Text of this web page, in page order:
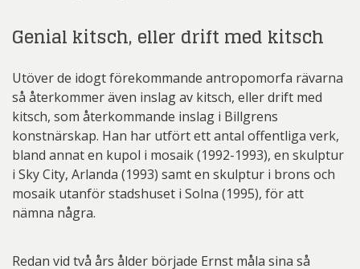
Genial kitsch, eller drift med kitsch
Utöver de idogt förekommande antropomorfa rävarna
så återkommer även inslag av kitsch, eller drift med
kitsch, som återkommande inslag i Billgrens
konstnärskap. Han har utfört ett antal offentliga verk,
bland annat en kupol i mosaik (1992-1993), en skulptur
i Sky City, Arlanda (1993) samt en skulptur i brons och
mosaik utanför stadshuset i Solna (1995), för att
nämna några.
Redan vid två års ålder började Ernst måla sina så